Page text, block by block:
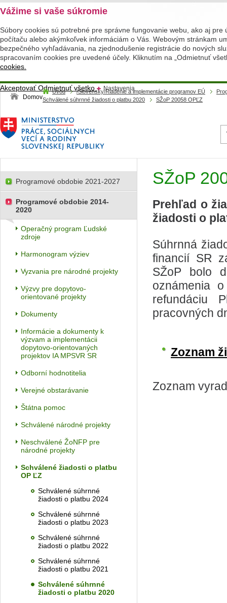
Vážime si vaše súkromie
Súbory cookies sú potrebné pre správne fungovanie webu, ako aj
počítaču alebo akýmkoľvek informáciám o Vás. Webovým stránkam
bezpečného vyhľadávania, na zjednodušenie registrácie do nových
spracovaním cookies pre uvedené účely. Kliknutím na „Odmietnuť
cookies.
AkceptovaťOdmietnuť všetko
Nastavenia
Domov
Úvod /Slovensky/Riadenie a implementácie programov EÚ
Schválené súhrnné žiadosti o platbu 2020
SŽoP 20058 OPĽZ
SŽoP
Prehľad o
žiadosti o
Súhrnná
financií SR
SŽoP bolo
oznámenia
refundáciu
pracovných
Zoznam
Zoznam
Programové obdobie 2021-2027
Programové obdobie 2014-
2020
Operačný program Ľudské
zdroje
Harmonogram výziev
Vyzvania pre národné projekty
Výzvy pre dopytovo-
orientované projekty
Dokumenty
Informácie a dokumenty k
výzvam a implementácii
dopytovo-orientovaných
projektov IA MPSVR SR
Odborní hodnotitelia
Verejné obstarávanie
Štátna pomoc
Schválené národné projekty
Neschválené ŽoNFP pre
národné projekty
Schválené žiadosti o platbu
OP ĽZ
Schválené súhrnné
žiadosti o platbu 2024
Schválené súhrnné
žiadosti o platbu 2023
Schválené súhrnné
žiadosti o platbu 2022
Schválené súhrnné
žiadosti o platbu 2021
Schválené súhrnné
žiadosti o platbu 2020